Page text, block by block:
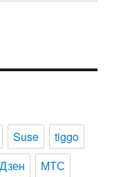
Suse
tiggo
Дзен
МТС